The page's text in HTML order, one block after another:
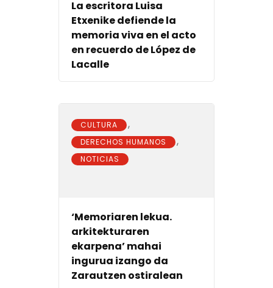
La escritora Luisa
Etxenike defiende la
memoria viva en el acto
en recuerdo de López de
Lacalle
CULTURA ,
DERECHOS HUMANOS ,
NOTICIAS
‘Memoriaren lekua.
arkitekturaren
ekarpena’ mahai
ingurua izango da
Zarautzen ostiralean